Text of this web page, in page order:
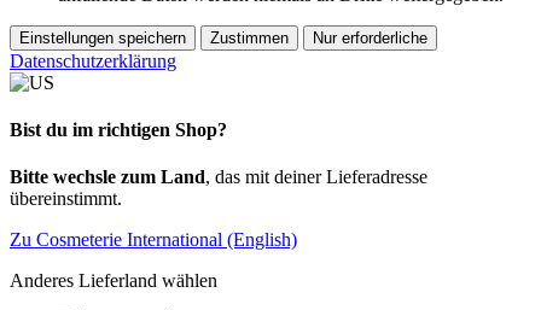
Einstellungen speichern Zustimmen Nur erforderliche
Datenschutzerklärung
Bist du im richtigen Shop?
Bitte wechsle zum Land, das mit deiner Lieferadresse
übereinstimmt.
Zu Cosmeterie International (English)
Anderes Lieferland wählen